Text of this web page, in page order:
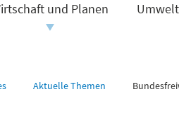
und Planen
Aktuelle Themen